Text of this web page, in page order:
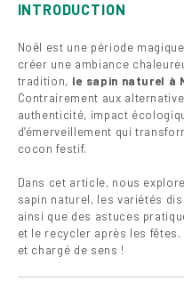
INTRODUCTION
Noël est une période
créer une ambiance
tradition, le sapin naturel à
Contrairement aux
authenticité, impact
d’émerveillement qui
cocon festif.
Dans cet article, nous
sapin naturel, les variétés
ainsi que des astuces
et le recycler après les
et chargé de sens !